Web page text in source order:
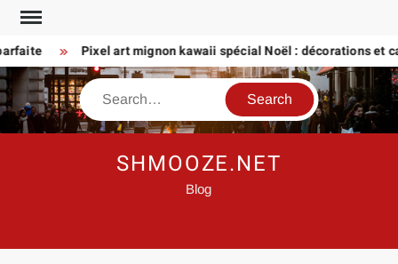
Skip
content
Pixel art mignon kawaii spécial Noël : décorations et
Search
SHMOOZE.NET
Blog